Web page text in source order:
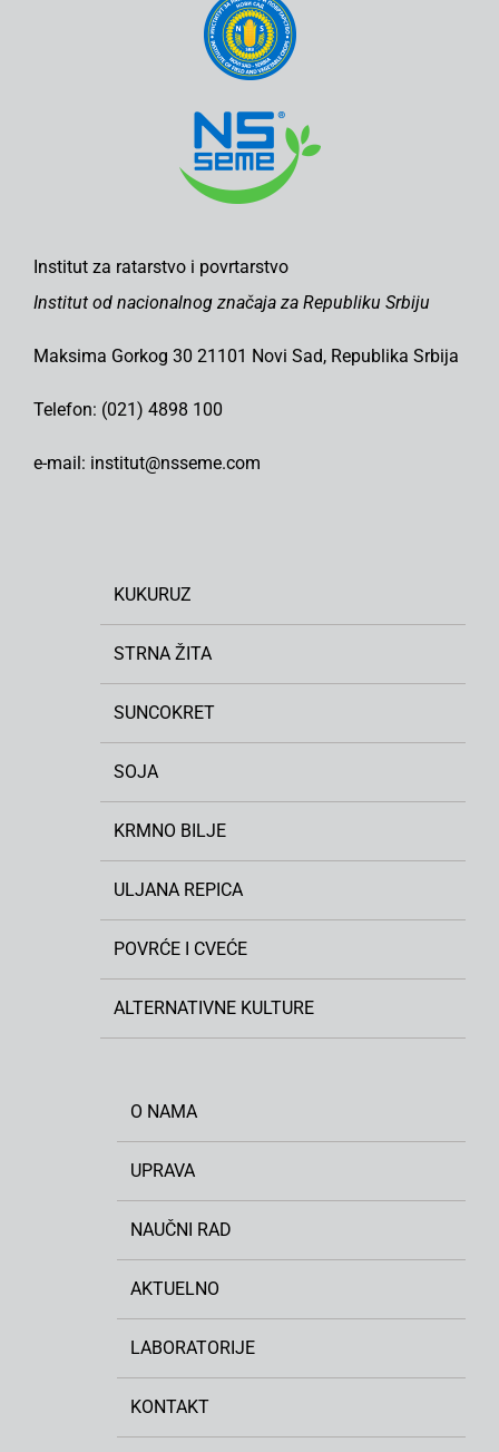
Institut za ratarstvo i povrtarstvo
Institut od nacionalnog značaja za Republiku Srbiju
Maksima Gorkog 30 21101 Novi Sad, Republika Srbija
Telefon: (021) 4898 100
e-mail: institut@nsseme.com
KUKURUZ
STRNA ŽITA
SUNCOKRET
SOJA
KRMNO BILJE
ULJANA REPICA
POVRĆE I CVEĆE
ALTERNATIVNE KULTURE
O NAMA
UPRAVA
NAUČNI RAD
AKTUELNO
LABORATORIJE
KONTAKT